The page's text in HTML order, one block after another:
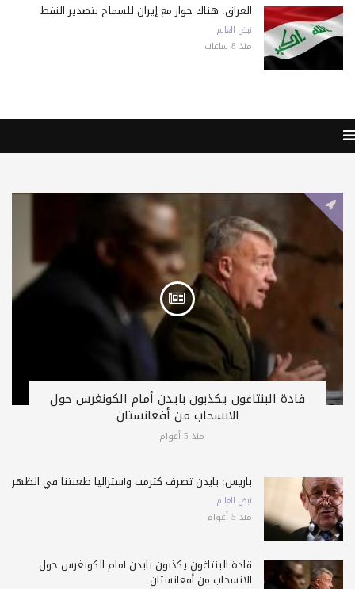
العراق: هناك حوار مع إيران للسماح بتصدير النفط
نبض العالم
منذ 8 ساعات
قادة البنتاغون يكذبون بايدن أمام الكونغرس حول
الانسحاب من أفغانستان
منذ 5 أعوام
باريس: بايدن تصرف كترمب وأستراليا طعنتنا في الظهر
نبض العالم
منذ 5 أعوام
قادة البنتاغون يكذبون بايدن أمام الكونغرس حول
الانسحاب من أفغانستان